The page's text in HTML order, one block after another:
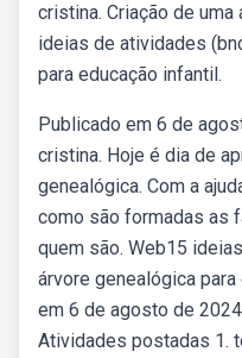
cristina. Criação de
ideias de atividades
para educação infantil.
Publicado em 6 de
cristina. Hoje é dia de
genealógica. Com a
como são formadas as
quem são. Web15
árvore genealógica
em 6 de agosto de
Atividades postadas 1.